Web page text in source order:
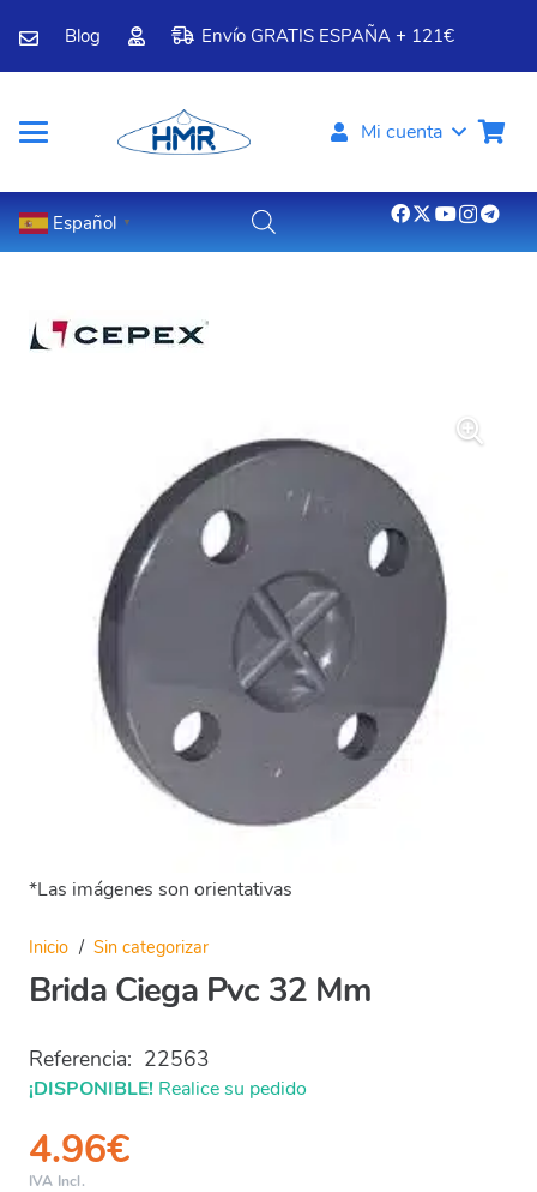
Blog Envío GRATIS ESPAÑA + 121€
Mi cuenta
Español ▼
*Las imágenes son orientativas
Inicio / Sin categorizar
Brida Ciega Pvc 32 Mm
Referencia: 22563
¡DISPONIBLE! Realice su pedido
4.96€
IVA Incl.